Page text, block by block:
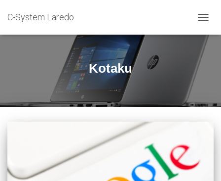
C-System Laredo
MODO
DE
Kotaku